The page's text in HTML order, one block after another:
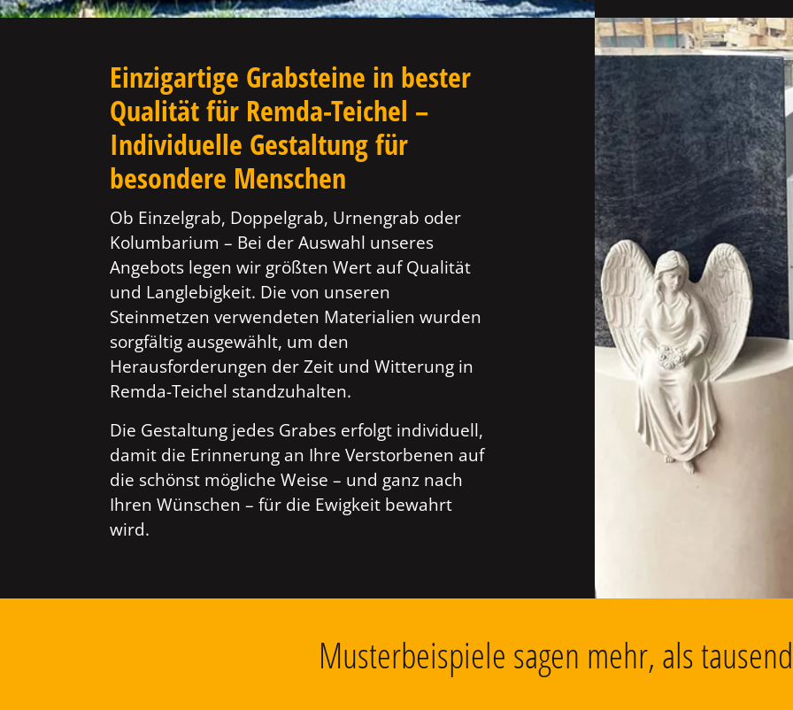
Einzigartige Grabsteine in bester
Qualität für Remda-Teichel –
Individuelle Gestaltung für
besondere Menschen
Ob Einzelgrab, Doppelgrab, Urnengrab oder
Kolumbarium – Bei der Auswahl unseres
Angebots legen wir größten Wert auf Qualität
und Langlebigkeit. Die von unseren
Steinmetzen verwendeten Materialien wurden
sorgfältig ausgewählt, um den
Herausforderungen der Zeit und Witterung in
Remda-Teichel standzuhalten.
Die Gestaltung jedes Grabes erfolgt individuell,
damit die Erinnerung an Ihre Verstorbenen auf
die schönst mögliche Weise – und ganz nach
Ihren Wünschen – für die Ewigkeit bewahrt
wird.
Musterbeispiele sagen mehr, als